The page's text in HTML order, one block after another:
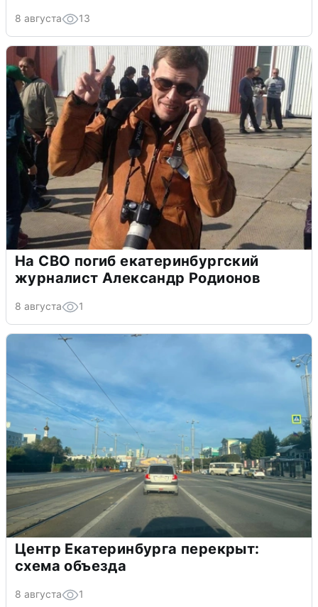
8 августа 13
На СВО погиб екатеринбургский
журналист Александр Родионов
8 августа 1
Центр Екатеринбурга перекрыт:
схема объезда
8 августа 1